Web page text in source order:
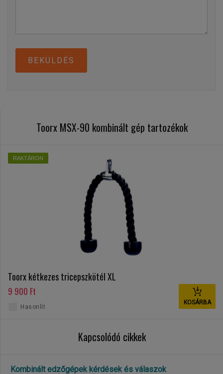
BEKÜLDÉS
Toorx MSX-90 kombinált gép tartozékok
RAKTÁRON
Toorx kétkezes tricepszkötél XL
9 900 Ft
KOSÁRBA
Hasonlít
Kapcsolódó cikkek
Kombinált edzőgépek kérdések és válaszok